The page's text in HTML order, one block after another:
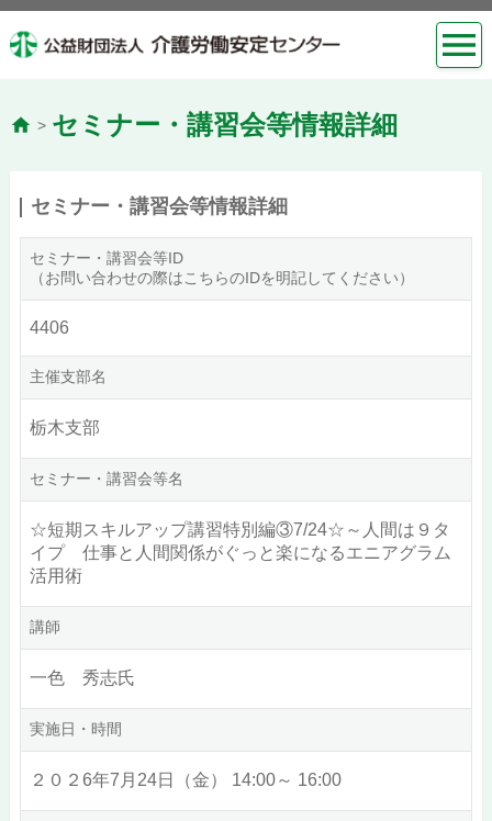
> セミナー・講習会等情報詳細
セミナー・講習会等情報詳細
セミナー・講習会等ID
（お問い合わせの際はこちらのIDを明記してください）
4406
主催支部名
栃木支部
セミナー・講習会等名
☆短期スキルアップ講習特別編③7/24☆～人間は９タ
イプ 仕事と人間関係がぐっと楽になるエニアグラム
活用術
講師
一色 秀志氏
実施日・時間
２０２6年7月24日（金） 14:00～ 16:00